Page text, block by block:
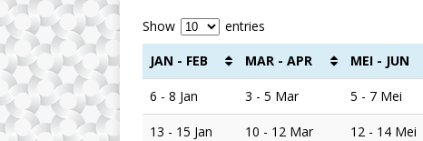
Show entries
JAN - FEB
MAR - APR MEI - JUN
6 - 8 Jan 3 - 5 Mar 5 - 7 Mei
13 - 15 Jan 10 - 12 Mar 12 - 14 Mei